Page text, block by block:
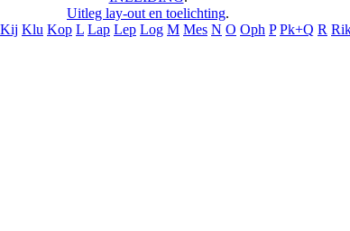
Uitleg lay-out en toelichting.
Kij Klu Kop L Lap Lep Log M Mes N O Oph P Pk+Q R